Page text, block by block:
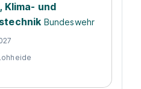
Klima- und
Bundeswehr